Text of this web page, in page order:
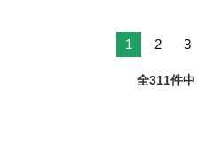
1 2 3
全311件